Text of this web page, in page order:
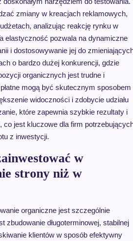
zmiany w kreacjach reklamowych,
analizując reakcję rynku w
elastyczność pozwala na dynamiczne
i dostosowywanie jej do
o bardzo dużej konkurencji, gdzie
organicznych jest trudne i
mogą być skutecznym sposobem
widoczności i zdobycie udziału
które zapewnia szybkie rezultaty i
co jest kluczowe dla firm
z inwestycji.
w
strony niż w
organiczne jest szczególnie
zbudowanie długoterminowej, stabilnej
klientów w sposób efektywny